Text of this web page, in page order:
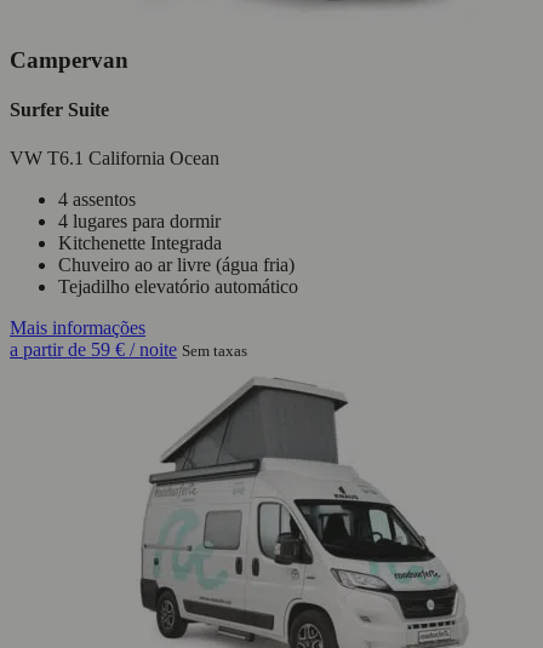
Campervan
Surfer Suite
VW T6.1 California Ocean
4 assentos
4 lugares para dormir
Kitchenette Integrada
Chuveiro ao ar livre (água fria)
Tejadilho elevatório automático
Mais informações
a partir de 59 € / noite Sem taxas